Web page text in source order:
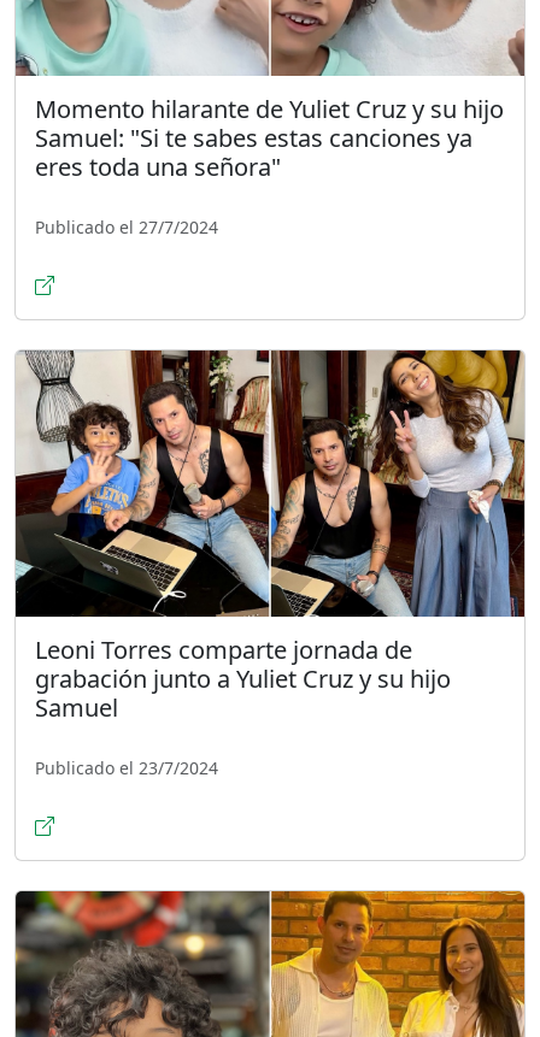
Momento hilarante de Yuliet Cruz y su hijo
Samuel: "Si te sabes estas canciones ya
eres toda una señora"
Publicado el 27/7/2024
Leoni Torres comparte jornada de
grabación junto a Yuliet Cruz y su hijo
Samuel
Publicado el 23/7/2024